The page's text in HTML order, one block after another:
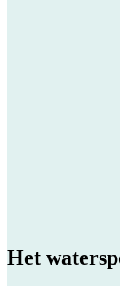
Het